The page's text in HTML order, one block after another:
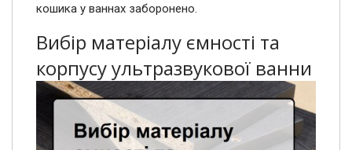
кошика у ваннах заборонено.
Вибір матеріалу ємності та
корпусу ультразвукової ванни